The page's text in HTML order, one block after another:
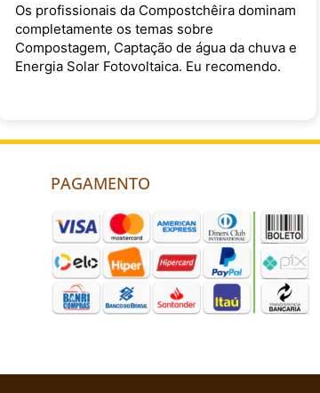
Os profissionais da Compostchêira dominam
completamente os temas sobre
Compostagem, Captação de água da chuva e
Energia Solar Fotovoltaica. Eu recomendo.
PAGAMENTO